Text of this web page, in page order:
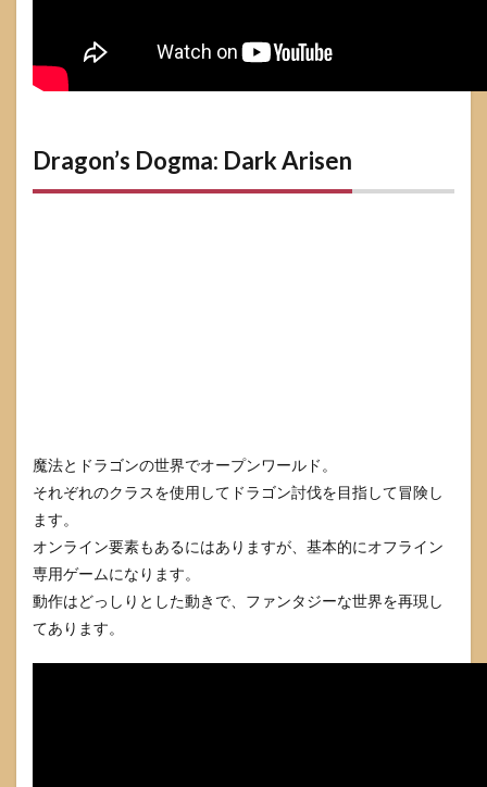
Dragon’s Dogma: Dark Arisen
魔法とドラゴンの世界でオープンワールド。
それぞれのクラスを使用してドラゴン討伐を目指して冒険し
ます。
オンライン要素もあるにはありますが、基本的にオフライン
専用ゲームになります。
動作はどっしりとした動きで、ファンタジーな世界を再現し
てあります。